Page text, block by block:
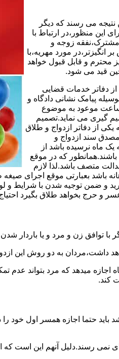
می رسند که دیگر
این منظور،در ارتباط با
زوجه و
مورد مهریه،با
محترم و قابل قبول خواهد
قید می شود.
از دفاتر خدمات قضایی
پیامک نشانی دادگاه و
ساعت موعود به موضوع
گیری می نماید.تصمیم
از دفاتر ازدواج و طلاق
مصدق سند ازدواج و
ماه نرسیده باشد از
که در موقع
متصف باشد.لذا لازم
بعبارتی موقع اجرای صیغه
و ضمن توجیه شدن با شرایط و
و حرج بخواهد طلاق بگیرد
توافق زن و مرد و یا باردار
داشت،مردان به دو روش این
اجازه میدهد که مرد بتواند عدم
کند.
حتما اجازه همسر اول خود
نمی رسند.دلیل آنهم این است که